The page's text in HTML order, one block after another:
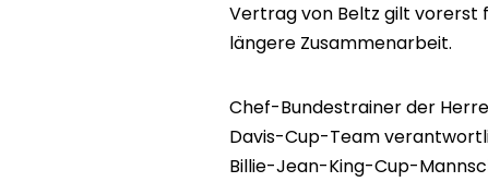
Vertrag von Beltz gilt vorerst
längere Zusammenarbeit.
Chef-Bundestrainer der
Davis-Cup-Team
Billie-Jean-King-Cup-